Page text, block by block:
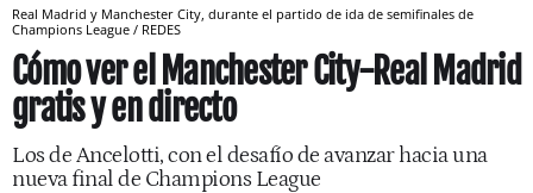
Real Madrid y Manchester City, durante el partido de ida de semifinales de
Champions League / REDES
Cómo ver el Manchester City-Real Madrid
gratis y en directo
Los de Ancelotti, con el desafío de avanzar hacia una
nueva final de Champions League